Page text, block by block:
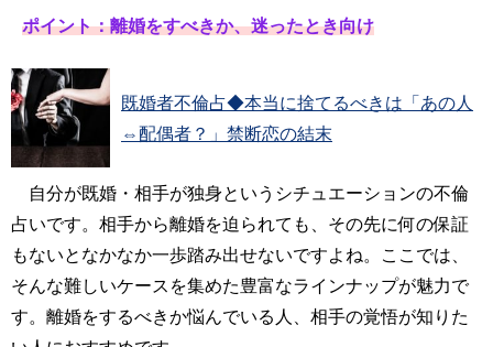
ポイント：離婚をすべきか、迷ったとき向け
既婚者不倫占◆本当に捨てるべきは「あの人
⇔配偶者？」禁断恋の結末
自分が既婚・相手が独身というシチュエーションの不倫
占いです。相手から離婚を迫られても、その先に何の保証
もないとなかなか一歩踏み出せないですよね。ここでは、
そんな難しいケースを集めた豊富なラインナップが魅力で
す。離婚をするべきか悩んでいる人、相手の覚悟が知りた